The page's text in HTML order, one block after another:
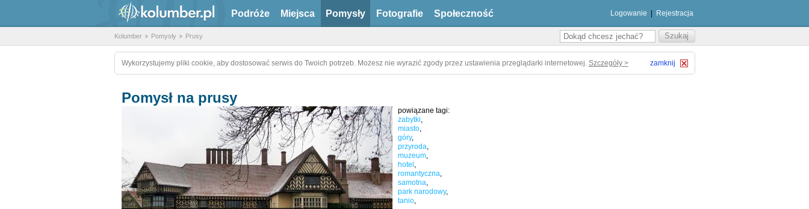
Podróże Miejsca Pomysły Fotografie Społeczność Logowanie Rejestracja
Kolumber Pomysły Prusy
Wykorzystujemy pliki cookie, aby dostosować serwis do Twoich potrzeb. Możesz nie wyrazić zgody przez ustawienia przeglądarki internetowej. Szczegóły > zamknij
Pomysł na prusy
powiązane tagi:
zabytki,
miasto,
góry,
przyroda,
muzeum,
hotel ,
romantyczna,
samotna,
park narodowy,
tanio,